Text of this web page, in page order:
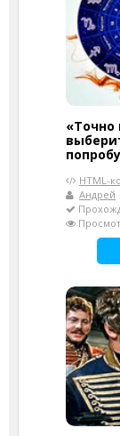
«Точно
HTML-
Андрей